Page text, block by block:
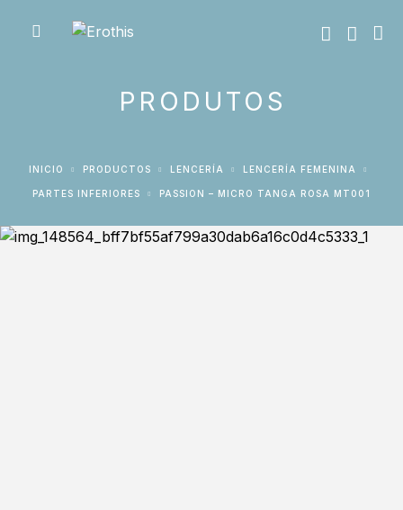
PRODUTOS
INICIO PRODUCTOS LENCERÍA LENCERÍA FEMENINA
PARTES INFERIORES PASSION – MICRO TANGA ROSA MT001